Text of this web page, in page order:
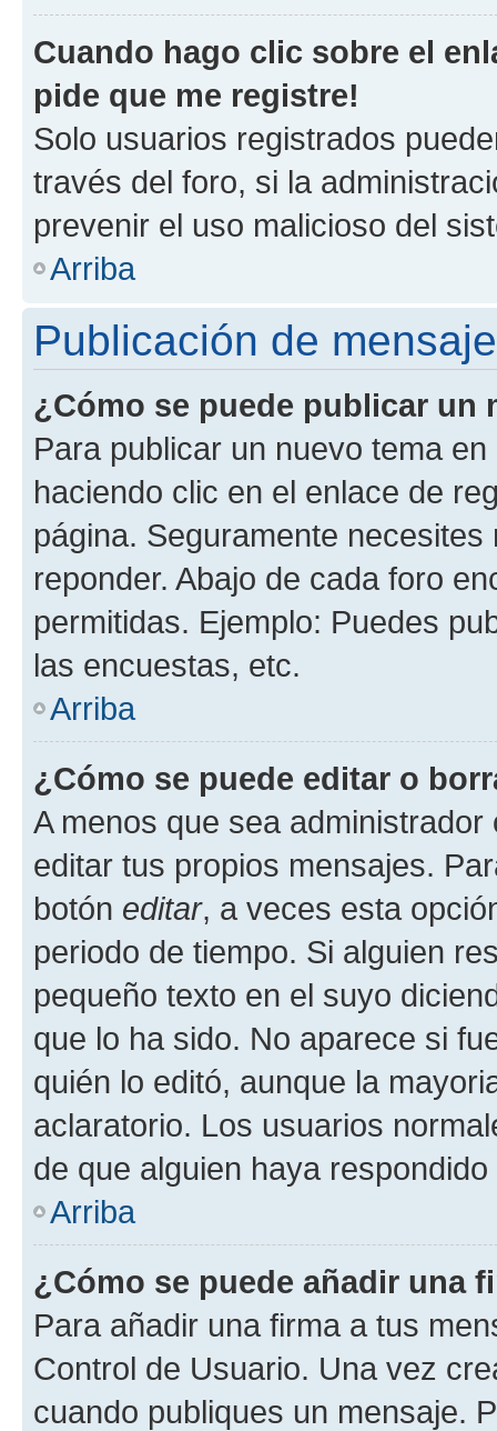
Cuando hago clic sobre el
pide que me registre!
Solo usuarios registrados
través del foro, si la
prevenir el uso malicioso del
Arriba
Publicación de
¿Cómo se puede publicar un
Para publicar un nuevo tema
haciendo clic en el enlace de
página. Seguramente
reponder. Abajo de cada foro
permitidas. Ejemplo: Puedes
las encuestas, etc.
Arriba
¿Cómo se puede editar o
A menos que sea
editar tus propios mensajes.
botón editar, a veces esta
periodo de tiempo. Si alguien
pequeño texto en el suyo
que lo ha sido. No aparece si
quién lo editó, aunque la
aclaratorio. Los usuarios
de que alguien haya
Arriba
¿Cómo se puede añadir una
Para añadir una firma a tus
Control de Usuario. Una vez
cuando publiques un mensaje.